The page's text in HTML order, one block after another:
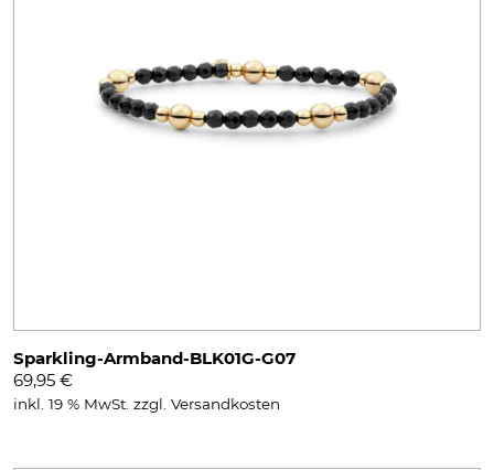
Sparkling-Armband-BLK01G-G07
69,95 €
inkl. 19 % MwSt. zzgl. Versandkosten